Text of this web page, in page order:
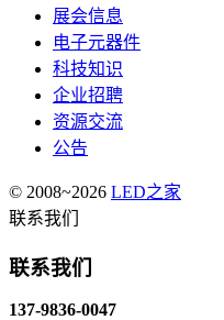
展会信息
电子元器件
科技知识
企业招聘
资源交流
公告
© 2008~2026 LED之家
联系我们
联系我们
137-9836-0047